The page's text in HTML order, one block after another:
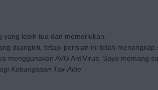
yang lebih tua dan memerlukan.
dijangkiti, tetapi perisian ini telah menangkap
menggunakan AVG AntiVirus. Saya memang
Kebangsaan Tax-Aide